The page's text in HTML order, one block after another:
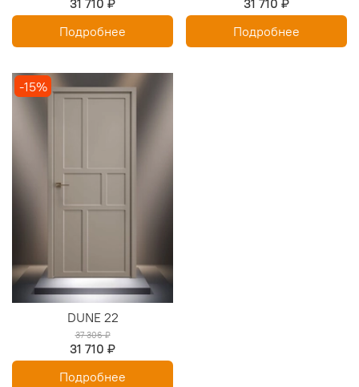
31 710 ₽
Подробнее
31 710 ₽
Подробнее
-15%
DUNE 22
37 306 ₽
31 710 ₽
Подробнее